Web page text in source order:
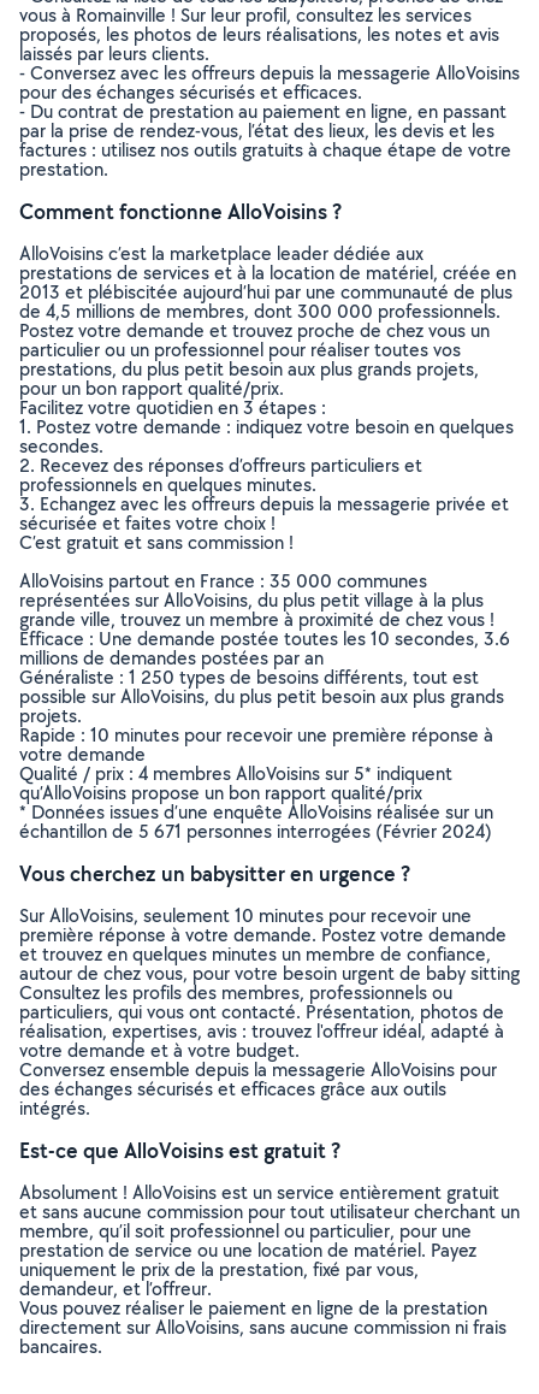
vous à Romainville ! Sur leur profil, consultez les services
proposés, les photos de leurs réalisations, les notes et avis
laissés par leurs clients.
- Conversez avec les offreurs depuis la messagerie AlloVoisins
pour des échanges sécurisés et efficaces.
- Du contrat de prestation au paiement en ligne, en passant
par la prise de rendez-vous, l’état des lieux, les devis et les
factures : utilisez nos outils gratuits à chaque étape de votre
prestation.
Comment fonctionne AlloVoisins ?
AlloVoisins c’est la marketplace leader dédiée aux
prestations de services et à la location de matériel, créée en
2013 et plébiscitée aujourd’hui par une communauté de plus
de 4,5 millions de membres, dont 300 000 professionnels.
Postez votre demande et trouvez proche de chez vous un
particulier ou un professionnel pour réaliser toutes vos
prestations, du plus petit besoin aux plus grands projets,
pour un bon rapport qualité/prix.
Facilitez votre quotidien en 3 étapes :
1. Postez votre demande : indiquez votre besoin en quelques
secondes.
2. Recevez des réponses d’offreurs particuliers et
professionnels en quelques minutes.
3. Echangez avec les offreurs depuis la messagerie privée et
sécurisée et faites votre choix !
C’est gratuit et sans commission !
AlloVoisins partout en France : 35 000 communes
représentées sur AlloVoisins, du plus petit village à la plus
grande ville, trouvez un membre à proximité de chez vous !
Efficace : Une demande postée toutes les 10 secondes, 3.6
millions de demandes postées par an
Généraliste : 1 250 types de besoins différents, tout est
possible sur AlloVoisins, du plus petit besoin aux plus grands
projets.
Rapide : 10 minutes pour recevoir une première réponse à
votre demande
Qualité / prix : 4 membres AlloVoisins sur 5* indiquent
qu’AlloVoisins propose un bon rapport qualité/prix
* Données issues d’une enquête AlloVoisins réalisée sur un
échantillon de 5 671 personnes interrogées (Février 2024)
Vous cherchez un babysitter en urgence ?
Sur AlloVoisins, seulement 10 minutes pour recevoir une
première réponse à votre demande. Postez votre demande
et trouvez en quelques minutes un membre de confiance,
autour de chez vous, pour votre besoin urgent de baby sitting
Consultez les profils des membres, professionnels ou
particuliers, qui vous ont contacté. Présentation, photos de
réalisation, expertises, avis : trouvez l'offreur idéal, adapté à
votre demande et à votre budget.
Conversez ensemble depuis la messagerie AlloVoisins pour
des échanges sécurisés et efficaces grâce aux outils
intégrés.
Est-ce que AlloVoisins est gratuit ?
Absolument ! AlloVoisins est un service entièrement gratuit
et sans aucune commission pour tout utilisateur cherchant un
membre, qu’il soit professionnel ou particulier, pour une
prestation de service ou une location de matériel. Payez
uniquement le prix de la prestation, fixé par vous,
demandeur, et l’offreur.
Vous pouvez réaliser le paiement en ligne de la prestation
directement sur AlloVoisins, sans aucune commission ni frais
bancaires.